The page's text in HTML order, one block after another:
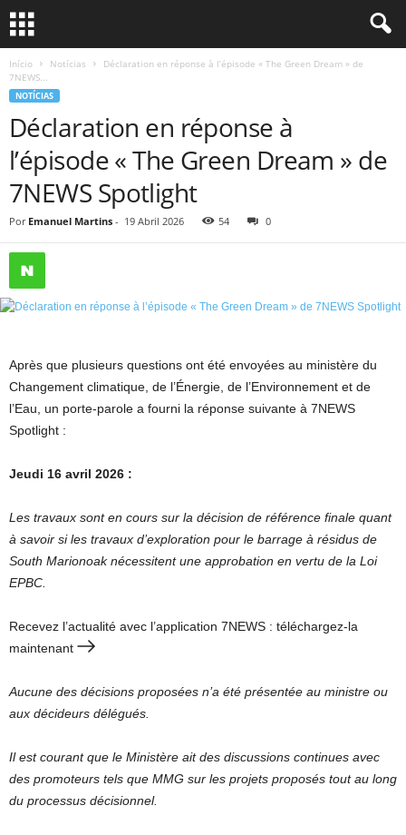
Início Notícias
Déclaration en réponse à l’épisode « The Green Dream » de
7NEWS...
NOTÍCIAS
Déclaration en réponse à
l’épisode « The Green Dream » de
7NEWS Spotlight
Por Emanuel Martins - 19 Abril 2026 54 0
Après que plusieurs questions ont été envoyées au ministère du
Changement climatique, de l’Énergie, de l’Environnement et de
l’Eau, un porte-parole a fourni la réponse suivante à 7NEWS
Spotlight :
Jeudi 16 avril 2026 :
Les travaux sont en cours sur la décision de référence finale quant
à savoir si les travaux d’exploration pour le barrage à résidus de
South Marionoak nécessitent une approbation en vertu de la Loi
EPBC.
Recevez l’actualité avec l’application 7NEWS : téléchargez-la
maintenant
Aucune des décisions proposées n’a été présentée au ministre ou
aux décideurs délégués.
Il est courant que le Ministère ait des discussions continues avec
des promoteurs tels que MMG sur les projets proposés tout au long
du processus décisionnel.